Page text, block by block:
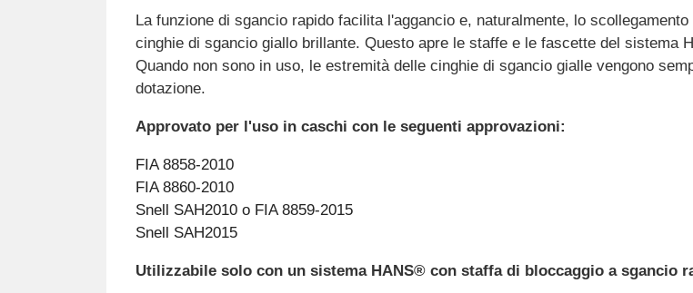
La funzione di sgancio rapido facilita l'aggancio e, naturalmente, lo
cinghie di sgancio giallo brillante. Questo apre le staffe e le fascette del sistema
Quando non sono in uso, le estremità delle cinghie di sgancio gialle vengono
dotazione.
Approvato per l'uso in caschi con le seguenti approvazioni:
FIA 8858-2010
FIA 8860-2010
Snell SAH2010 o FIA 8859-2015
Snell SAH2015
Utilizzabile solo con un sistema HANS® con staffa di bloccaggio a sgancio